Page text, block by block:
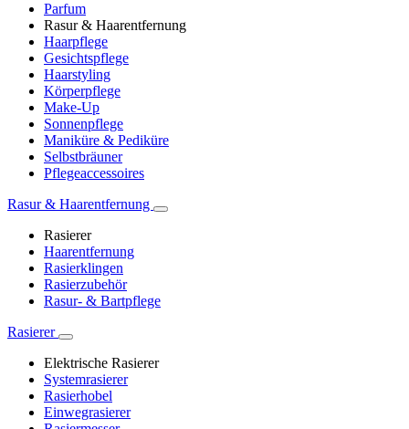
Parfum
Rasur & Haarentfernung
Haarpflege
Gesichtspflege
Haarstyling
Körperpflege
Make-Up
Sonnenpflege
Maniküre & Pediküre
Selbstbräuner
Pflegeaccessoires
Rasur & Haarentfernung
Rasierer
Haarentfernung
Rasierklingen
Rasierzubehör
Rasur- & Bartpflege
Rasierer
Elektrische Rasierer
Systemrasierer
Rasierhobel
Einwegrasierer